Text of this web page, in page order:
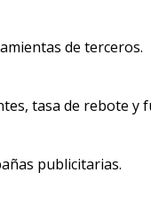
de terceros.
tasa de rebote y
publicitarias.